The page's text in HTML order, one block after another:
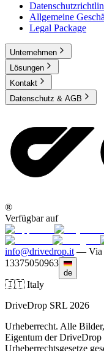
Allgemeine
Legal Package
Unternehmen
Lösungen
Kontakt
Datenschutz & AGB
®
Verfügbar auf
info@drivedrop.it — Via
13375050963
de
🇮🇹 Italy
DriveDrop SRL 2026
Urheberrecht. Alle
Eigentum der DriveDrop
Urheberrechtsgesetze